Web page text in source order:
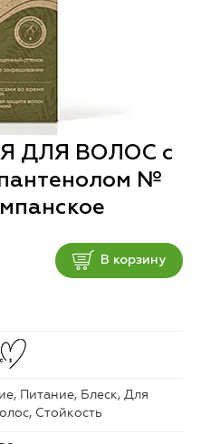
ДЛЯ ВОЛОС с
№
В корзину
Питание, Блеск, Для
Стойкость